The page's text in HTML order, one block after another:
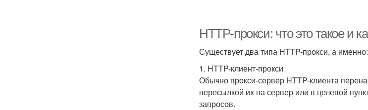
HTTP-прокси: что это такое и
Существует два типа HTTP-прокси, а именно:
1. HTTP-клиент-прокси
Обычно прокси-сервер HTTP-клиента
пересылкой их на сервер или в целевой
запросов.